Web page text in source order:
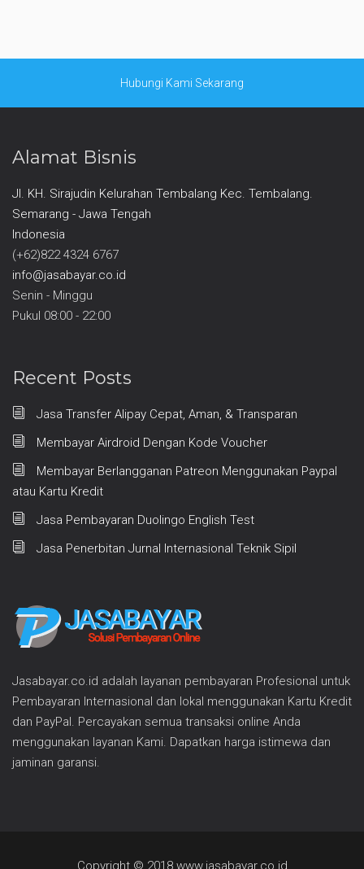
Hubungi Kami Sekarang
Alamat Bisnis
Jl. KH. Sirajudin Kelurahan Tembalang Kec. Tembalang.
Semarang - Jawa Tengah
Indonesia
(+62)822 4324 6767
info@jasabayar.co.id
Senin - Minggu
Pukul 08:00 - 22:00
Recent Posts
Jasa Transfer Alipay Cepat, Aman, & Transparan
Membayar Airdroid Dengan Kode Voucher
Membayar Berlangganan Patreon Menggunakan Paypal
atau Kartu Kredit
Jasa Pembayaran Duolingo English Test
Jasa Penerbitan Jurnal Internasional Teknik Sipil
Jasabayar.co.id adalah layanan pembayaran Profesional untuk
Pembayaran Internasional dan lokal menggunakan Kartu Kredit
dan PayPal. Percayakan semua transaksi online Anda
menggunakan layanan Kami. Dapatkan harga istimewa dan
jaminan garansi.